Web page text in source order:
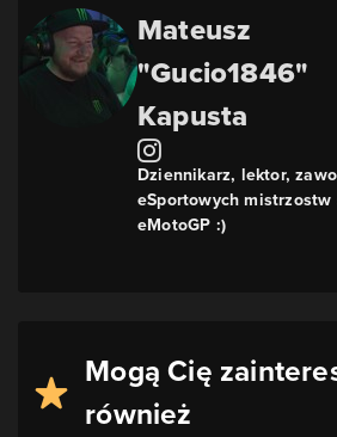
Mateusz
"Gucio1846"
Kapusta
Dziennikarz, lektor,
eSportowych
eMotoGP :)
Mogą Cię
również